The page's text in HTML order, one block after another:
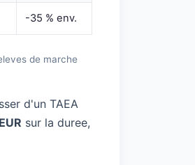
-35 % env.
de marche
d'un TAEA
sur la duree,